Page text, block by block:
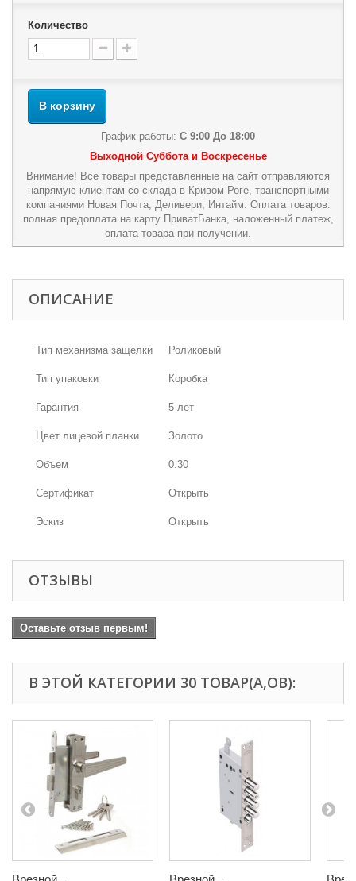
Количество
В корзину
График работы: С 9:00 До 18:00
Выходной Суббота и Воскресенье
Внимание! Все товары представленные на сайт отправляются
напрямую клиентам со склада в Кривом Роге, транспортными
компаниями Новая Почта, Деливери, Интайм. Оплата товаров:
полная предоплата на карту ПриватБанка, наложенный платеж,
оплата товара при получении.
ОПИСАНИЕ
Тип механизма защелки Роликовый
Тип упаковки Коробка
Гарантия 5 лет
Цвет лицевой планки Золото
Объем 0.30
Сертификат Открыть
Эскиз Открыть
ОТЗЫВЫ
Оставьте отзыв первым!
В ЭТОЙ КАТЕГОРИИ 30 ТОВАР(А,ОВ):